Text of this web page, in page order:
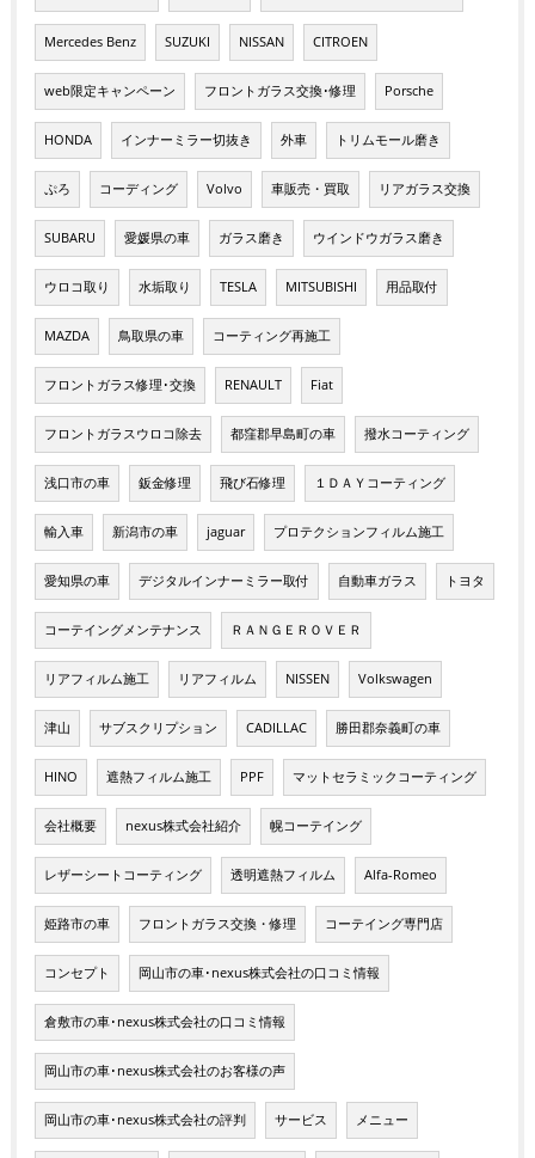
Mercedes Benz SUZUKI NISSAN CITROEN
web限定キャンペーン フロントガラス交換･修理 Porsche
HONDA インナーミラー切抜き 外車 トリムモール磨き
ぷろ コーディング Volvo 車販売・買取 リアガラス交換
SUBARU 愛媛県の車 ガラス磨き ウインドウガラス磨き
ウロコ取り 水垢取り TESLA MITSUBISHI 用品取付
MAZDA 鳥取県の車 コーティング再施工
フロントガラス修理･交換 RENAULT Fiat
フロントガラスウロコ除去 都窪郡早島町の車 撥水コーティング
浅口市の車 鈑金修理 飛び石修理 １ＤＡＹコーティング
輸入車 新潟市の車 jaguar プロテクションフィルム施工
愛知県の車 デジタルインナーミラー取付 自動車ガラス トヨタ
コーテイングメンテナンス ＲＡＮＧＥＲＯＶＥＲ
リアフィルム施工 リアフィルム NISSEN Volkswagen
津山 サブスクリプション CADILLAC 勝田郡奈義町の車
HINO 遮熱フィルム施工 PPF マットセラミックコーティング
会社概要 nexus株式会社紹介 幌コーテイング
レザーシートコーティング 透明遮熱フィルム Alfa-Romeo
姫路市の車 フロントガラス交換・修理 コーテイング専門店
コンセプト 岡山市の車･nexus株式会社の口コミ情報
倉敷市の車･nexus株式会社の口コミ情報
岡山市の車･nexus株式会社のお客様の声
岡山市の車･nexus株式会社の評判 サービス メニュー